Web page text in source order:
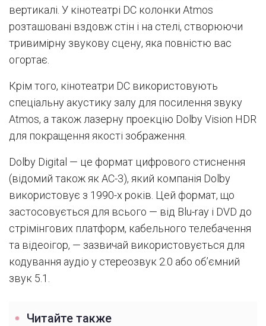
вертикалі. У кінотеатрі DC колонки Atmos
розташовані вздовж стін і на стелі, створюючи
тривимірну звукову сцену, яка повністю вас
огортає.
Крім того, кінотеатри DC використовують
спеціальну акустику залу для посилення звуку
Atmos, а також лазерну проекцію Dolby Vision HDR
для покращення якості зображення.
Dolby Digital — це формат цифрового стиснення
(відомий також як AC-3), який компанія Dolby
використовує з 1990-х років. Цей формат, що
застосовується для всього — від Blu-ray і DVD до
стрімінгових платформ, кабельного телебачення
та відеоігор, — зазвичай використовується для
кодування аудіо у стереозвук 2.0 або об’ємний
звук 5.1.
Читайте также